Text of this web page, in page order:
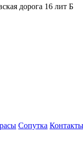
дорога 16 лит Б
Сопутка Контакты